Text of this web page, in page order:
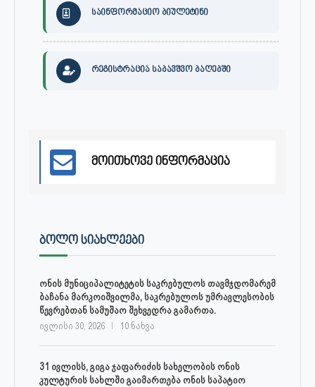
საინფორმაციო ბიულეტინი
რეგისტრაცია საბავშვო ბაღებში
მოითხოვე ინფორმაცია
ᲑᲝᲚᲝ ᲡᲘᲐᲮᲚᲔᲔᲑᲘ
ონის მუნიციპალიტეტის საკრებულოს თავმჯდომარემ
ბაჩანა მარკოიშვილმა, საკრებულოს უმრავლესობის
წევრებთან სამუშაო შეხვედრა გამართა.
ივლისი 30, 2026 10 ნახვა
31 ივლისს, გიგა ჯაფარიძის სახელობის ონის
კულტურის სახლში გაიმართება ონის საპატიო